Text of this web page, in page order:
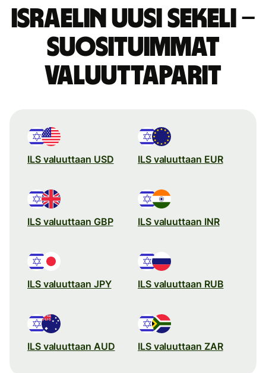
Israelin uusi sekeli –
suosituimmat
valuuttaparit
ILS valuuttaan USD ILS valuuttaan EUR
ILS valuuttaan GBP ILS valuuttaan INR
ILS valuuttaan JPY ILS valuuttaan RUB
ILS valuuttaan AUD ILS valuuttaan ZAR